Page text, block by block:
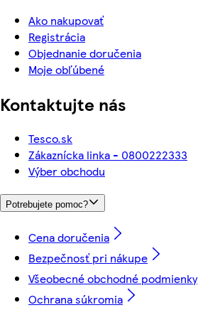
Ako nakupovať
Registrácia
Objednanie doručenia
Moje obľúbené
Kontaktujte nás
Tesco.sk
Zákaznícka linka - 0800222333
Výber obchodu
Potrebujete pomoc?
Cena doručenia
Bezpečnosť pri nákupe
Všeobecné obchodné podmienky
Ochrana súkromia